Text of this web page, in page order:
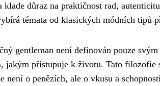
klade důraz na praktičnost rad,
témata od klasických módních tipů
gentleman není definován pouze
jakým přistupuje k životu. Tato filozofie
není o penězích, ale o vkusu a